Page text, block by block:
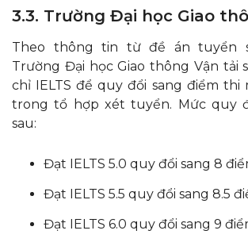
3.3. Trường Đại học Giao
Theo thông tin từ đề án tuyển
Trường Đại học Giao thông Vận tải
chỉ IELTS để quy đổi sang điểm thi
trong tổ hợp xét tuyển. Mức quy
sau:
Đạt IELTS 5.0 quy đổi sang 8
Đạt IELTS 5.5 quy đổi sang 8.5
Đạt IELTS 6.0 quy đổi sang 9